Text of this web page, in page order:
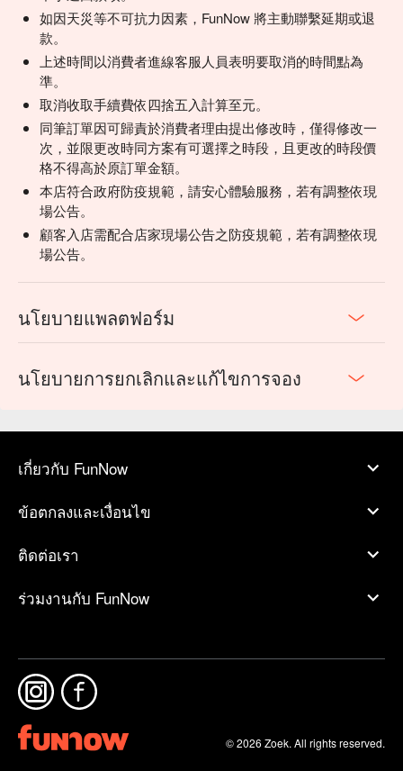
如因天災等不可抗力因素，FunNow 將主動聯繫延期或退
款。
上述時間以消費者進線客服人員表明要取消的時間點為
準。
取消收取手續費依四捨五入計算至元。
同筆訂單因可歸責於消費者理由提出修改時，僅得修改一
次，並限更改時同方案有可選擇之時段，且更改的時段價
格不得高於原訂單金額。
本店符合政府防疫規範，請安心體驗服務，若有調整依現
場公告。
顧客入店需配合店家現場公告之防疫規範，若有調整依現
場公告。
นโยบายแพลตฟอร์ม
นโยบายการยกเลิกและแก้ไขการจอง
เกี่ยวกับ FunNow
ข้อตกลงและเงื่อนไข
ติดต่อเรา
ร่วมงานกับ FunNow
© 2026 Zoek. All rights reserved.